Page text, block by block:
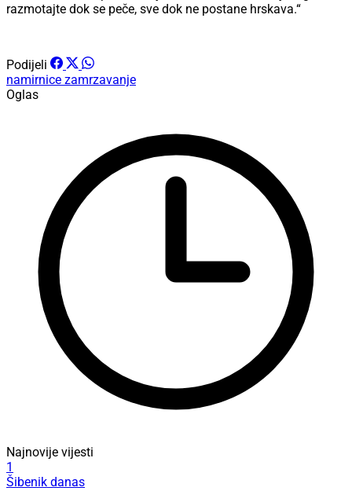
razmotajte dok se peče, sve dok ne postane hrskava.“
Podijeli
namirnice zamrzavanje
Oglas
Najnovije vijesti
1
Šibenik danas